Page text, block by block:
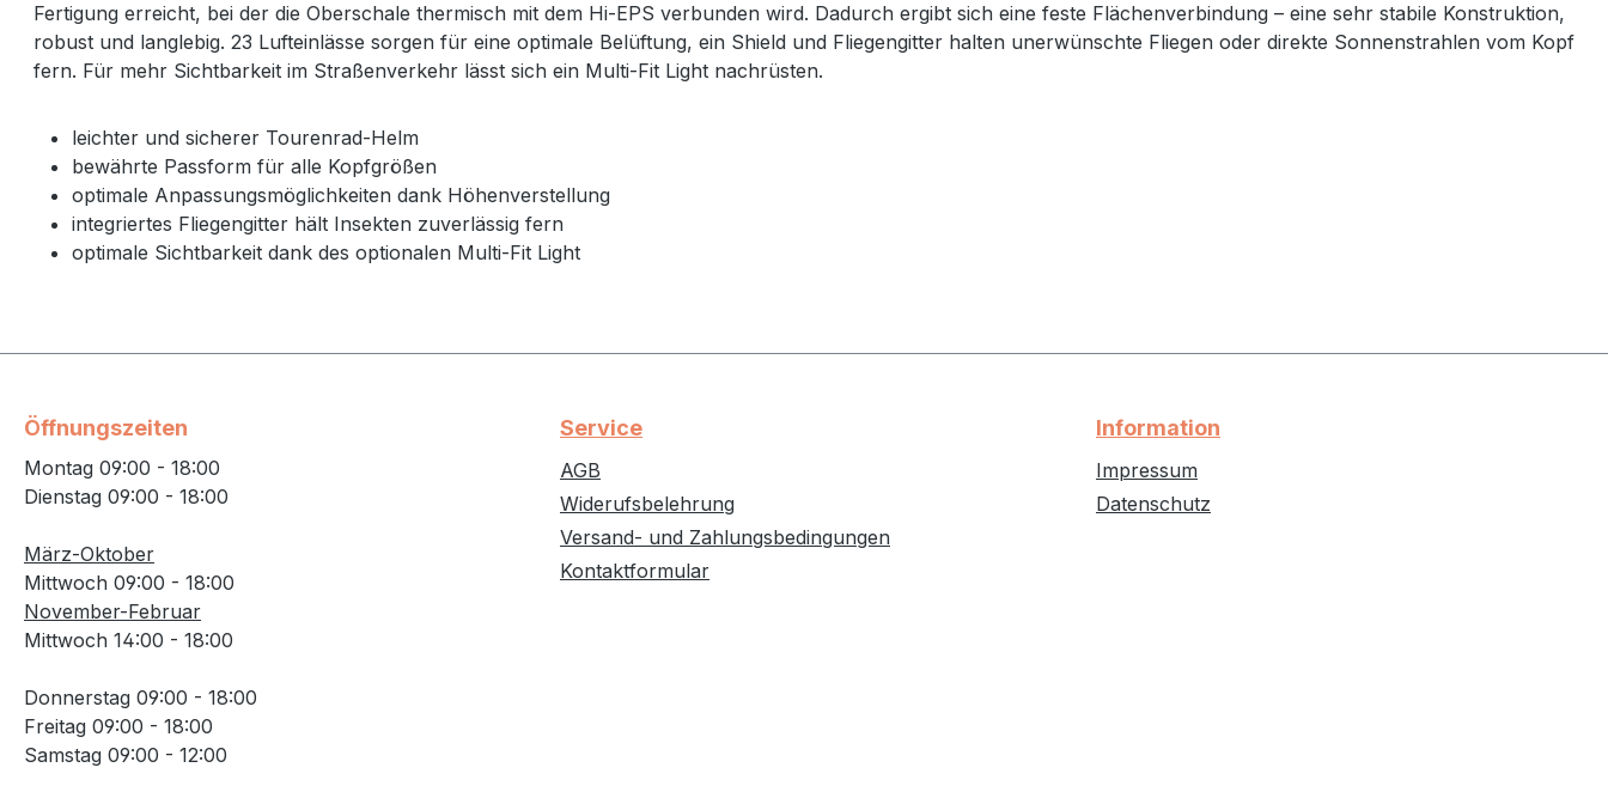
Fertigung erreicht, bei der die Oberschale thermisch mit dem Hi-EPS verbunden wird. Dadurch ergibt sich eine feste Flächenverbindung – eine sehr stabile Konstruktion,
robust und langlebig. 23 Lufteinlässe sorgen für eine optimale Belüftung, ein Shield und Fliegengitter halten unerwünschte Fliegen oder direkte Sonnenstrahlen vom Kopf
fern. Für mehr Sichtbarkeit im Straßenverkehr lässt sich ein Multi-Fit Light nachrüsten.
leichter und sicherer Tourenrad-Helm
bewährte Passform für alle Kopfgrößen
optimale Anpassungsmöglichkeiten dank Höhenverstellung
integriertes Fliegengitter hält Insekten zuverlässig fern
optimale Sichtbarkeit dank des optionalen Multi-Fit Light
Öffnungszeiten
Montag 09:00 - 18:00
Dienstag 09:00 - 18:00
März-Oktober
Mittwoch 09:00 - 18:00
November-Februar
Mittwoch 14:00 - 18:00
Donnerstag 09:00 - 18:00
Freitag 09:00 - 18:00
Samstag 09:00 - 12:00
Service
AGB
Widerufsbelehrung
Versand- und Zahlungsbedingungen
Kontaktformular
Information
Impressum
Datenschutz